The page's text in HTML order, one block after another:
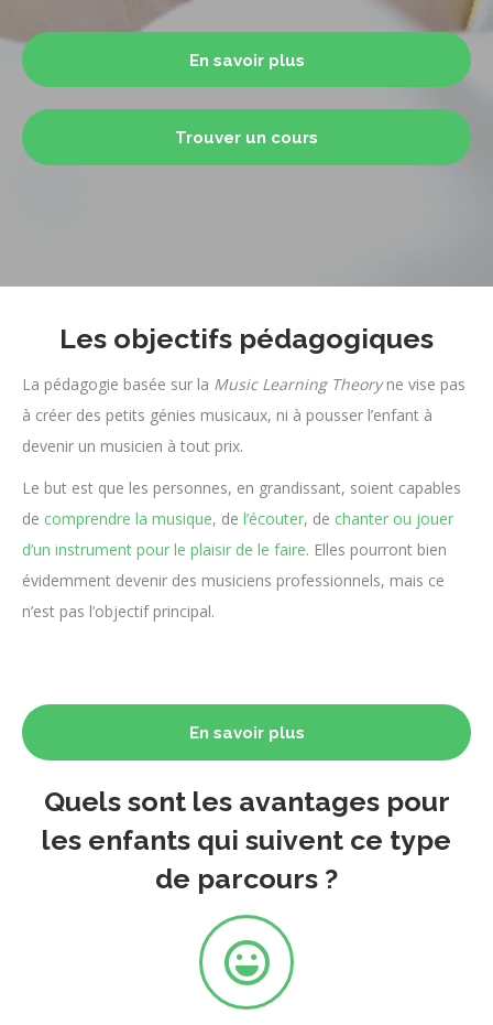
En savoir plus
Trouver un cours
Les objectifs pédagogiques
La pédagogie basée sur la Music Learning Theoryne vise pas
à créer des petits génies musicaux, ni à pousser l’enfant à
devenir un musicien à tout prix.
Le but est que les personnes, en grandissant, soient capables
de comprendre la musique, de l’écouter, de chanter ou jouer
d’un instrument pour le plaisir de le faire. Elles pourront bien
évidemment devenir des musiciens professionnels, mais ce
n’est pas l’objectif principal.
En savoir plus
Quels sont les avantages pour
les enfants qui suivent ce type
de parcours ?